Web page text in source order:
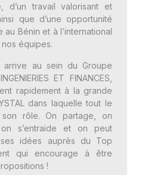
d’un travail valorisant et
que d’une opportunité
au Bénin et à l’international
équipes.
arrive au sein du Groupe
ET FINANCES,
rapidement à la grande
dans laquelle tout le
rôle. On partage, on
on s’entraide et on peut
idées auprès du Top
qui encourage à être
!